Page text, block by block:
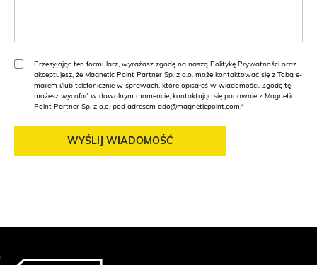
Rozporządzenie
o
Ochronie
Danych
Osobowych
Przesyłając ten formularz, wyrażasz zgodę na naszą Politykę Prywatności oraz
akceptujesz, że Magnetic Point Partner Sp. z o.o. może kontaktować się z Tobą e-
mailem i/lub telefonicznie w sprawach, które opisałeś w wiadomości. Zgodę tę
możesz wycofać w dowolnym momencie, kontaktując się ponownie z Magnetic
Point Partner Sp. z o.o. pod adresem ado@magneticpoint.com.